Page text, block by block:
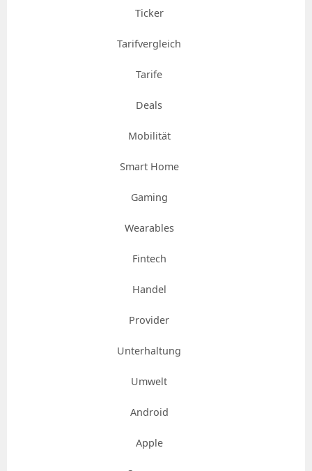
Ticker
Tarifvergleich
Tarife
Deals
Mobilität
Smart Home
Gaming
Wearables
Fintech
Handel
Provider
Unterhaltung
Umwelt
Android
Apple